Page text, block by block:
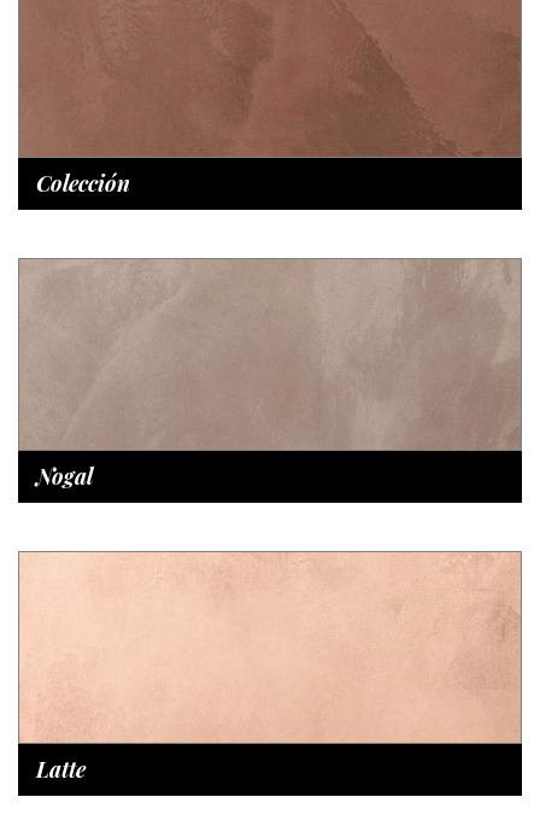
Colección
Nogal
Latte